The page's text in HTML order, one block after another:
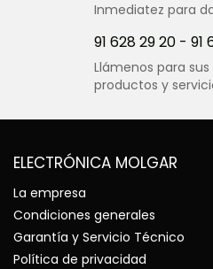
Inmediatez para
91 628 29 20- 91
Llámenos para
productos y
ELECTRÓNICA MOLGAR
La empresa
Condiciones generales
Garantía y Servicio Técnico
Política de privacidad